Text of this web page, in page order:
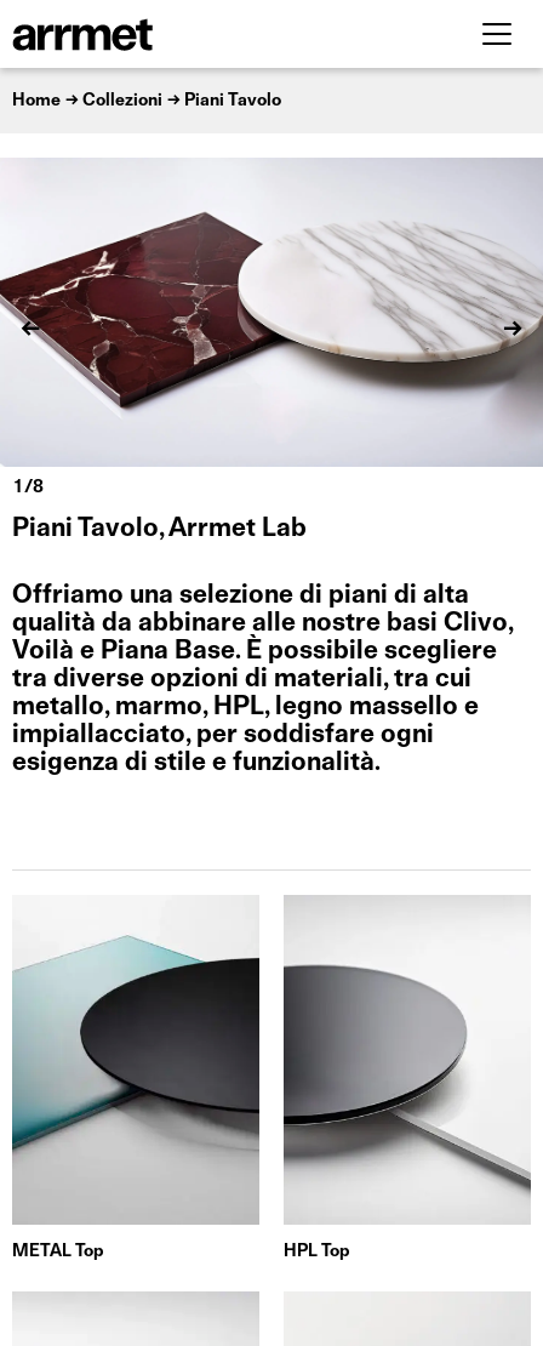
Home Collezioni Piani Tavolo
Piani Tavolo, Arrmet Lab
Offriamo una selezione di piani di alta
qualità da abbinare alle nostre basi Clivo,
Voilà e Piana Base. È possibile scegliere
tra diverse opzioni di materiali, tra cui
metallo, marmo, HPL, legno massello e
impiallacciato, per soddisfare ogni
esigenza di stile e funzionalità.
METAL Top HPL Top